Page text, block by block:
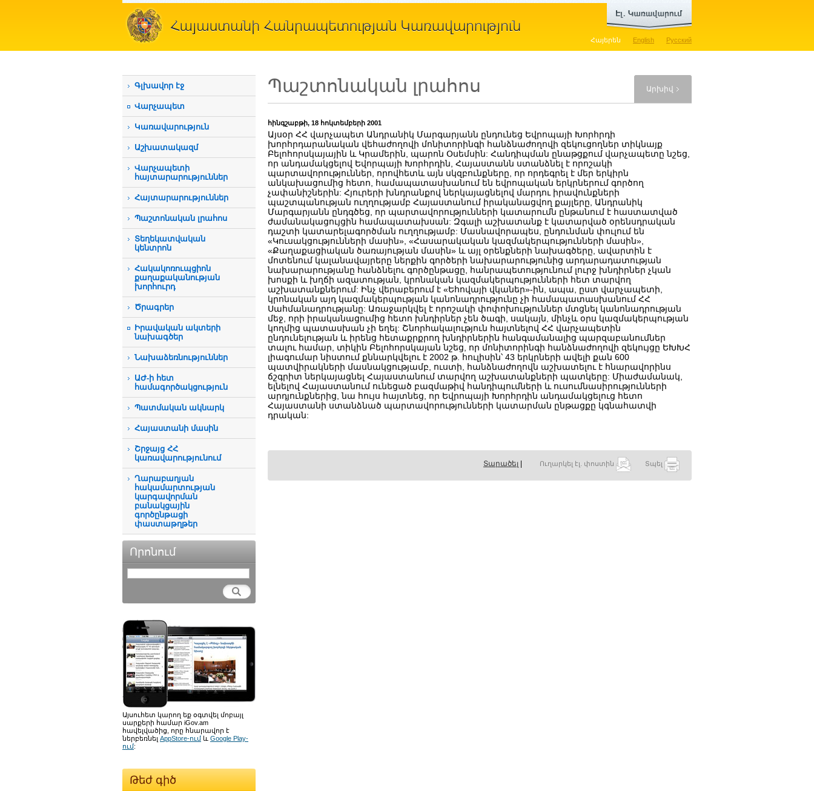
Հայերեն English Русский
Գլխավոր էջ
Վարչապետ
Կառավարություն
Աշխատակազմ
Վարչապետի
հայտարարություններ
Հայտարարություններ
Պաշտոնական լրահոս
Տեղեկատվական
կենտրոն
Հակակոռուպցիոն
քաղաքականության
խորհուրդ
Ծրագրեր
Իրավական ակտերի
նախագծեր
Նախաձեռնություններ
ԱԺ-ի հետ
համագործակցություն
Պատմական ակնարկ
Հայաստանի մասին
Շրջայց ՀՀ
կառավարությունում
Ղարաբաղյան
հակամարտության
կարգավորման
բանակցային
գործընթացի
փաստաթղթեր
Որոնում
Այսուհետ կարող եք օգտվել մոբայլ
սարքերի համար iGov.am
հավելվածից, որը հնարավոր է
ներբեռնել AppStore-ում և Google Play-
ում:
Թեժ գիծ
Պաշտոնական լրահոս Արխիվ
հինգշաբթի, 18 հոկտեմբերի 2001
Այսօր ՀՀ վարչապետ Անդրանիկ Մարգարյանն ընդունեց Եվրոպայի Խորհրդի
խորհրդարանական վեհաժողովի մոնիտորինգի հանձնաժողովի զեկուցողներ տիկնայք
Բելոհորսկայային և Կրամերին, պարոն Օսեմսին: Հանդիպման ընաթցքում վարչապետը նշեց,
որ անդամակցելով Եվորպայի Խորհրդին, Հայաստանն ստանձնել է որոշակի
պարտավորություններ, որովհետև այն սկզբունքները, որ որդեգրել է մեր երկիրն
անկախացումից հետո, համապատասխանում են եվրոպական երկրներում գործող
չափանիշներին: Հյուրերի խնդրանքով ներկայացնելով մարդու իրավունքների
պաշտպանության ուղղությամբ Հայաստանում իրականացվող քայլերը, Անդրանիկ
Մարգարյանն ընդգծեց, որ պարտավորությունների կատարումն ընթանում է հաստատված
ժամանակացույցին համապատախսան: Զգալի աշխատանք է կատարված օրենսդրական
դաշտի կատարելագործման ուղղությամբ: Մասնավորապես, ընդունման փուլում են
«Կուսակցությունների մասին», «Հասարակական կազմակերպությունների մասին»,
«Քաղաքացիական ծառայության մասին» և այլ օրենքների նախագծերը, ավարտին է
մոտենում կալանավայրերը ներքին գործերի նախարարությունից արդարադատության
նախարարությանը հանձնելու գործընթացը, հանրապետությունում լուրջ խնդիրներ չկան
խոսքի և խղճի ազատության, կրոնական կազմակերպությունների հետ տարվող
աշխատանքներում: Ինչ վերաբերում է «Եհովայի վկաներ»-ին, ապա, ըստ վարչապետի,
կրոնական այդ կազմակերպության կանոնադրությունը չի համապատասխանում ՀՀ
Սահմանադրությանը: Առաջարկվել է որոշակի փոփոխություններ մտցնել կանոնադրության
մեջ, որի իրականացումից հետո խնդիրներ չեն ծագի, սակայն, մինչև օրս կազմակերպության
կողմից պատասխան չի եղել: Շնորհակալություն հայտնելով ՀՀ վարչապետին
ընդունելության և իրենց հետաքրքրող խնդիրներին հանգամանալից պարզաբանումներ
տալու համար, տիկին Բելոհորսկայան նշեց, որ մոնիտորինգի հանձնաժողովի զեկույցը ԵԽԽՀ
լիագումար նիստում քննարկվելու է 2002 թ. հուլիսին՝ 43 երկրների ավելի քան 600
պատվիրակների մասնակցությամբ, ուստի, հանձնաժողովն աշխատելու է հնարավորինս
ճշգրիտ ներկայացնել Հայաստանում տարվող աշխատանքների պատկերը: Միաժամանակ,
ելնելով Հայաստանում ունեցած բազմաթիվ հանդիպումների և ուսումնասիրությունների
արդյունքներից, նա հույս հայտնեց, որ Եվրոպայի Խորհրդին անդամակցելուց հետո
Հայաստանի ստանձնած պարտավորությունների կատարման ընթացքը կգնահատվի
դրական:
Տարածել Ուղարկել էլ. փոստին Տպել